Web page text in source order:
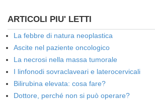
ARTICOLI PIU' LETTI
La febbre di natura neoplastica
Ascite nel paziente oncologico
La necrosi nella massa tumorale
I linfonodi sovraclaveari e laterocervicali
Bilirubina elevata: cosa fare?
Dottore, perché non si può operare?